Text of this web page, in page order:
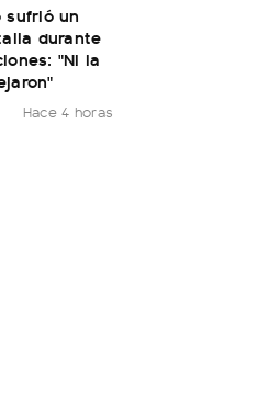
sufrió un
durante
"Ni la
Hace 4 horas